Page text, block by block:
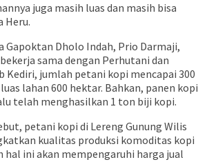
juga masih luas dan masih bisa
Heru.
Gapoktan Dholo Indah, Prio Darmaji,
sama dengan Perhutani dan
Kediri, jumlah petani kopi mencapai 300
lahan 600 hektar. Bahkan, panen kopi
telah menghasilkan 1 ton biji kopi.
petani kopi di Lereng Gunung Wilis
kualitas produksi komoditas kopi
hal ini akan mempengaruhi harga jual